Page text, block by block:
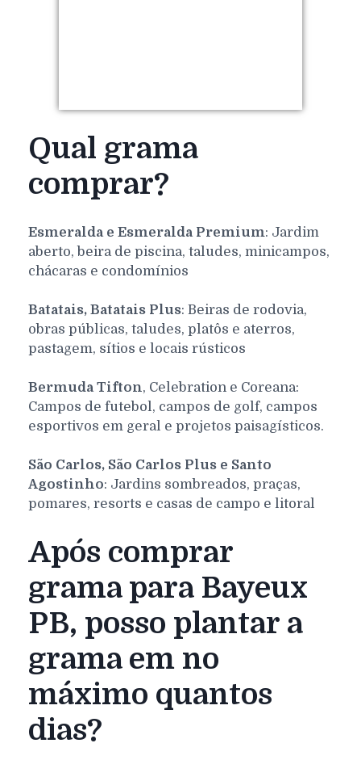
Qual grama
comprar?
Esmeralda e Esmeralda Premium: Jardim
aberto, beira de piscina, taludes, minicampos,
chácaras e condomínios
Batatais, Batatais Plus: Beiras de rodovia,
obras públicas, taludes, platôs e aterros,
pastagem, sítios e locais rústicos
Bermuda Tifton, Celebration e Coreana:
Campos de futebol, campos de golf, campos
esportivos em geral e projetos paisagísticos.
São Carlos, São Carlos Plus e Santo
Agostinho: Jardins sombreados, praças,
pomares, resorts e casas de campo e litoral
Após comprar
grama para Bayeux
PB, posso plantar a
grama em no
máximo quantos
dias?